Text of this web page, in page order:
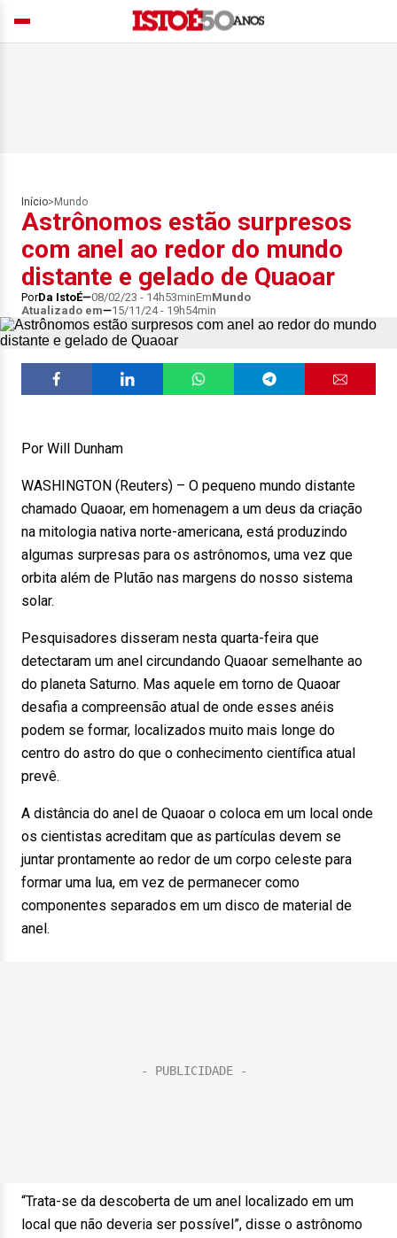
Início> Mundo
Astrônomos estão surpresos
com anel ao redor do mundo
distante e gelado de Quaoar
PorDa IstoÉ 08/02/23 - 14h53minEmMundo
Atualizado em
15/11/24 - 19h54min
Por Will Dunham
WASHINGTON (Reuters) – O pequeno mundo distante
chamado Quaoar, em homenagem a um deus da criação
na mitologia nativa norte-americana, está produzindo
algumas surpresas para os astrônomos, uma vez que
orbita além de Plutão nas margens do nosso sistema
solar.
Pesquisadores disseram nesta quarta-feira que
detectaram um anel circundando Quaoar semelhante ao
do planeta Saturno. Mas aquele em torno de Quaoar
desafia a compreensão atual de onde esses anéis
podem se formar, localizados muito mais longe do
centro do astro do que o conhecimento científica atual
prevê.
A distância do anel de Quaoar o coloca em um local onde
os cientistas acreditam que as partículas devem se
juntar prontamente ao redor de um corpo celeste para
formar uma lua, em vez de permanecer como
componentes separados em um disco de material de
anel.
“Trata-se da descoberta de um anel localizado em um
local que não deveria ser possível”, disse o astrônomo